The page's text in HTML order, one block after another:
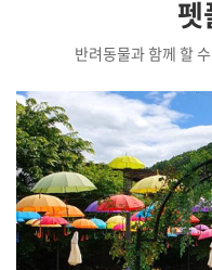
펫
반려동물과 함께 할